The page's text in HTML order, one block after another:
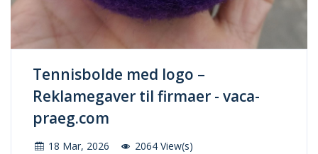
Tennisbolde med logo –
Reklamegaver til firmaer - vaca-
praeg.com
18 Mar, 2026
2064 View(s)